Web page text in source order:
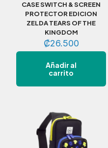
CASE SWITCH & SCREEN
PROTECTOR EDICION
ZELDA TEARS OF THE
KINGDOM
₡26.500
Añadir al
carrito